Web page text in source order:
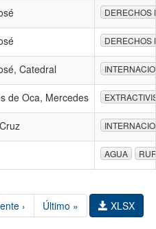
DERECHOS
DERECHOS
Catedral
de Oca, Mercedes
AGUA
› Último » XLSX